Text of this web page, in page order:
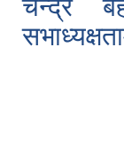
चन्द्र